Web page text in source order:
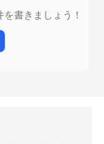
書きましょう！